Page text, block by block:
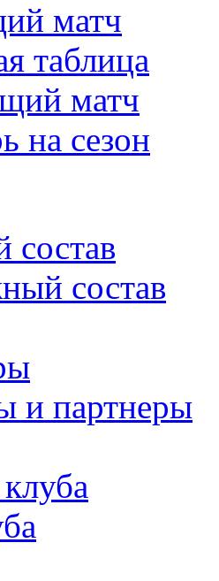
матч
таблица
матч
на сезон
состав
состав
и партнеры